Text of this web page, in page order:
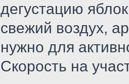
дегустацию
свежий воздух,
нужно для
Скорость на